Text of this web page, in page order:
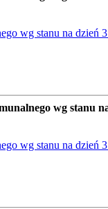
wg stanu na dzień
wg stanu
wg stanu na dzień